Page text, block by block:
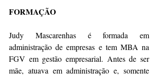
FORMAÇÃO
Judy Mascarenhas é formada em
administração de empresas e tem MBA na
FGV em gestão empresarial. Antes de ser
mãe, atuava em administração e, somente